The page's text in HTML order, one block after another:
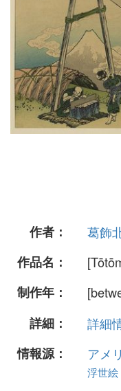
作者：
葛飾
作品名：
制作年：
詳細：
詳細
情報源：
アメ
浮世